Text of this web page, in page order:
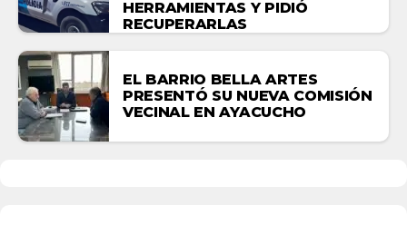
HERRAMIENTAS Y PIDIÓ
RECUPERARLAS
EL BARRIO BELLA ARTES
PRESENTÓ SU NUEVA COMISIÓN
VECINAL EN AYACUCHO